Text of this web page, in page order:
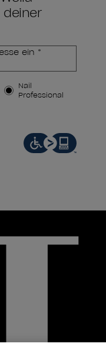
deiner
ein *
Nail
Professional